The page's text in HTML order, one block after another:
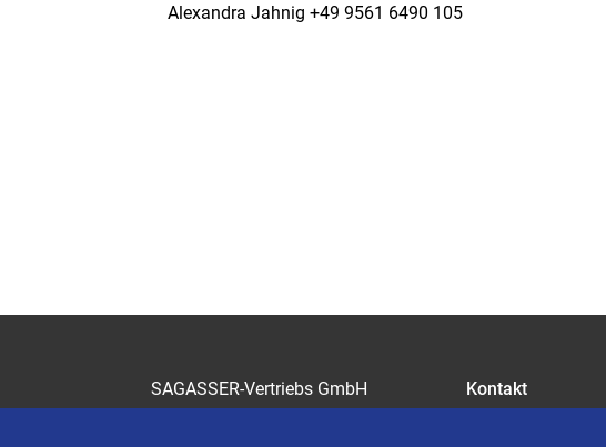
Alexandra Jahnig +49 9561 6490 105
SAGASSER-Vertriebs GmbH
Kontakt